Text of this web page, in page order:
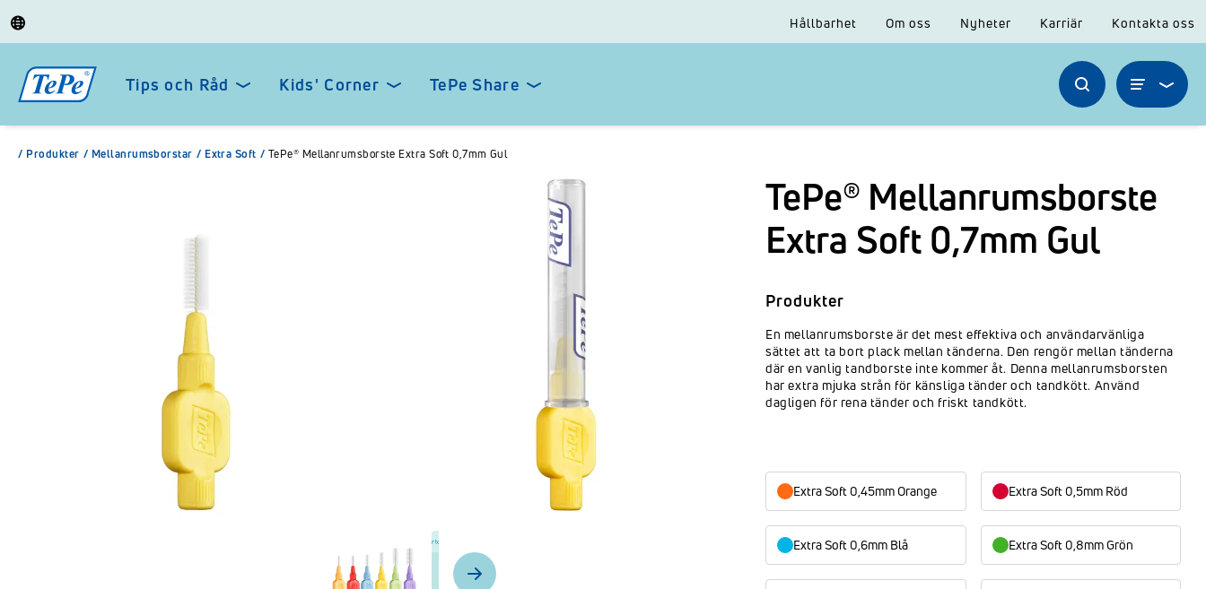
Hållbarhet Om oss Nyheter Karriär Kontakta oss
Tips och Råd Kids' Corner TePe Share
/ Produkter / Mellanrumsborstar / Extra Soft / TePe® Mellanrumsborste Extra Soft 0,7mm Gul
TePe® Mellanrumsborste
Extra Soft 0,7mm Gul
Produkter
En mellanrumsborste är det mest effektiva och användarvänliga
sättet att ta bort plack mellan tänderna. Den rengör mellan tänderna
där en vanlig tandborste inte kommer åt. Denna mellanrumsborsten
har extra mjuka strån för känsliga tänder och tandkött. Använd
dagligen för rena tänder och friskt tandkött.
Extra Soft 0,45mm Orange Extra Soft 0,5mm Röd
Extra Soft 0,6mm Blå Extra Soft 0,8mm Grön